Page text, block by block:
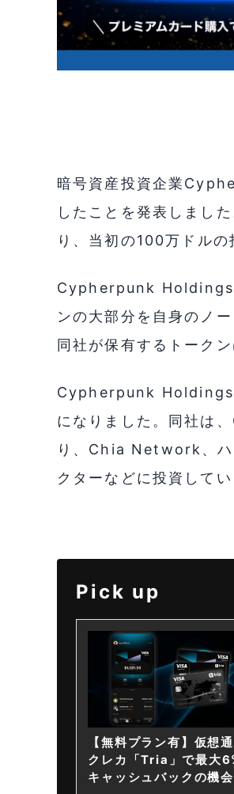
暗号資産投資企業
したことを発表しまし
り、当初の100万ドルの
Cypherpunk Holdings
ンの大部分を自身のノ
同社が保有するトーク
Cypherpunk Holdings
になりました。同社は
り、Chia Network、ハ
クターなどに投資してい
Pick up
【無料プラン有】仮想
クレカ「Tria」で最大
キャッシュバックの機